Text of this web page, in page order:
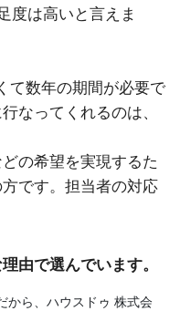
度は高いと言えま
て数年の期間が必要で
なってくれるのは、
の希望を実現するた
です。担当者の対応
由で選んでいます。
から、ハウスドゥ 株式会